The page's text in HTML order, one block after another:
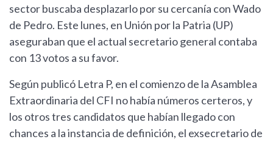
sector buscaba desplazarlo por su cercanía con Wado
de Pedro. Este lunes, en Unión por la Patria (UP)
aseguraban que el actual secretario general contaba
con 13 votos a su favor.
Según publicó Letra P, en el comienzo de la Asamblea
Extraordinaria del CFI no había números certeros, y
los otros tres candidatos que habían llegado con
chances a la instancia de definición, el exsecretario de